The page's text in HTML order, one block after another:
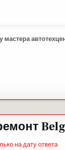
на дату ответа